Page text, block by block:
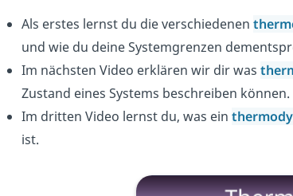
Als erstes lernst du die verschiedenen
und wie du deine Systemgrenzen
Im nächsten Video erklären wir dir was
Zustand eines Systems beschreiben können.
Im dritten Video lernst du, was ein
ist.